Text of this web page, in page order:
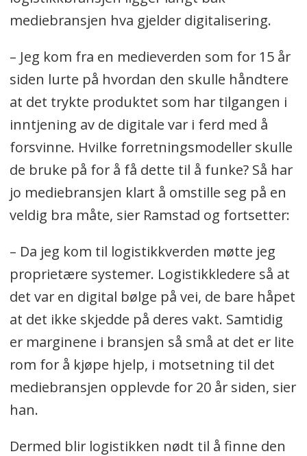
mediebransjen hva gjelder digitalisering.
– Jeg kom fra en medieverden som for 15 år
siden lurte på hvordan den skulle håndtere
at det trykte produktet som har tilgangen i
inntjening av de digitale var i ferd med å
forsvinne. Hvilke forretningsmodeller skulle
de bruke på for å få dette til å funke? Så har
jo mediebransjen klart å omstille seg på en
veldig bra måte, sier Ramstad og fortsetter:
– Da jeg kom til logistikkverden møtte jeg
proprietære systemer. Logistikkledere så at
det var en digital bølge på vei, de bare håpet
at det ikke skjedde på deres vakt. Samtidig
er marginene i bransjen så små at det er lite
rom for å kjøpe hjelp, i motsetning til det
mediebransjen opplevde for 20 år siden, sier
han.
Dermed blir logistikken nødt til å finne den